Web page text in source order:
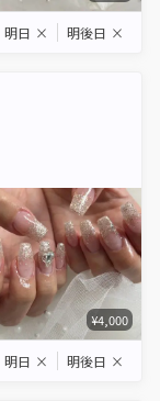
明日 × 明後日 ×
¥4,000
明日 × 明後日 ×